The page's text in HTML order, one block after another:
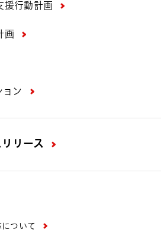
援行動計画
画
ン
リース
ついて